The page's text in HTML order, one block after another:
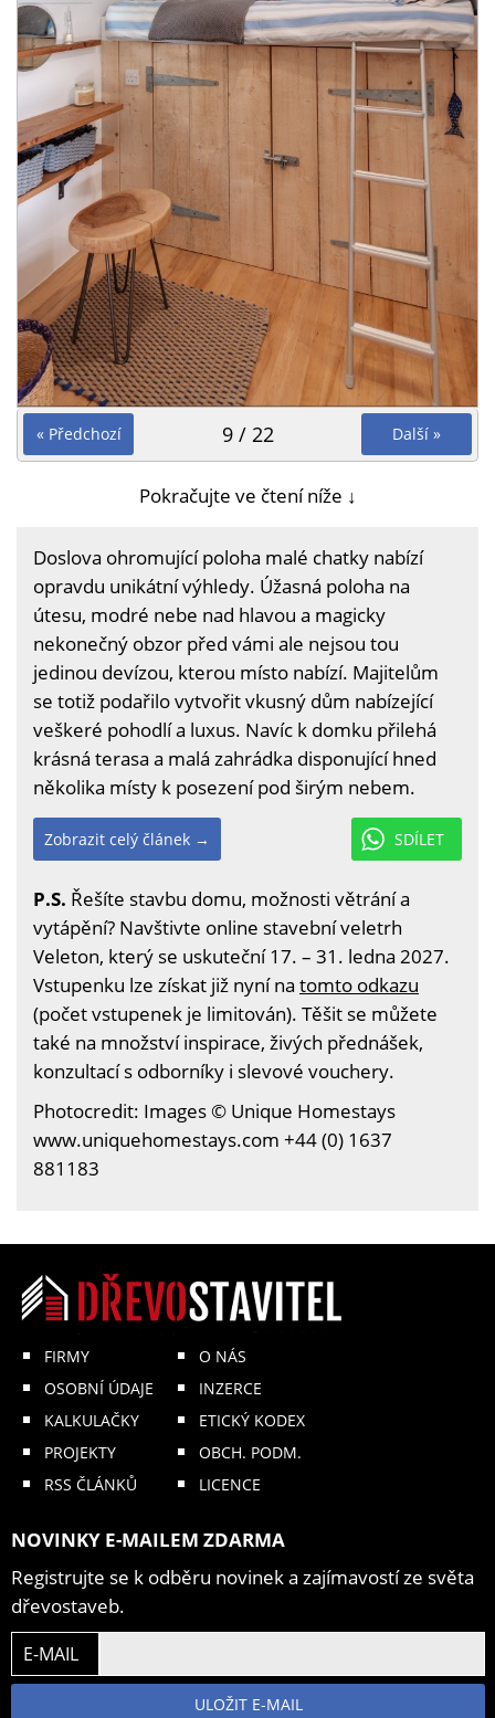
« Předchozí Další »
9 / 22
Pokračujte ve čtení níže ↓
Doslova ohromující poloha malé chatky nabízí
opravdu unikátní výhledy. Úžasná poloha na
útesu, modré nebe nad hlavou a magicky
nekonečný obzor před vámi ale nejsou tou
jedinou devízou, kterou místo nabízí. Majitelům
se totiž podařilo vytvořit vkusný dům nabízející
veškeré pohodlí a luxus. Navíc k domku přilehá
krásná terasa a malá zahrádka disponující hned
několika místy k posezení pod širým nebem.
SDÍLET
Zobrazit celý článek →
P.S. Řešíte stavbu domu, možnosti větrání a
vytápění? Navštivte online stavební veletrh
Veleton, který se uskuteční 17. – 31. ledna 2027.
Vstupenku lze získat již nyní na tomto odkazu
(počet vstupenek je limitován). Těšit se můžete
také na množství inspirace, živých přednášek,
konzultací s odborníky i slevové vouchery.
Photocredit: Images © Unique Homestays
www.uniquehomestays.com +44 (0) 1637
881183
FIRMY
OSOBNÍ ÚDAJE
KALKULAČKY
PROJEKTY
RSS ČLÁNKŮ
O NÁS
INZERCE
ETICKÝ KODEX
OBCH. PODM.
LICENCE
NOVINKY E-MAILEM ZDARMA
Registrujte se k odběru novinek a zajímavostí ze světa
dřevostaveb.
E-MAIL
ULOŽIT E-MAIL